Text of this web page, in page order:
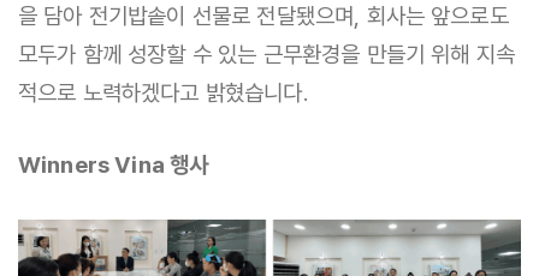
을 담아 전기밥솥이 선물로 전달됐으며, 회사는 앞으로도
모두가 함께 성장할 수 있는 근무환경을 만들기 위해 지속
적으로 노력하겠다고 밝혔습니다.
Winners Vina 행사